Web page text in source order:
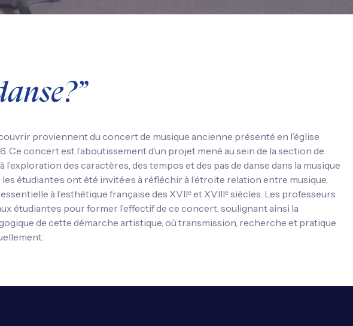
proviennent du concert de musique ancienne présenté en l’église
Ce concert est l’aboutissement d’un projet mené au sein de la section de
l’exploration des caractères, des tempos et des pas de danse dans la musique
étudiant·e·s ont été invité·e·s à réfléchir à l’étroite relation entre musique,
à l’esthétique française des XVIIᵉ et XVIIIᵉ siècles. Les professeurs
étudiant·e·s pour former l’effectif de ce concert, soulignant ainsi la
de cette démarche artistique, où transmission, recherche et pratique